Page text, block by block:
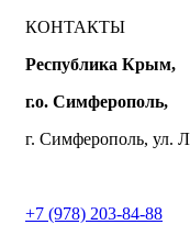
КОНТАКТЫ
Республика Крым,
г.о. Симферополь,
г. Симферополь, ул.
+7 (978) 203-84-88